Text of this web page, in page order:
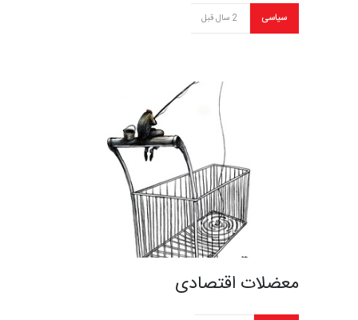
سیاسی 2 سال قبل
معضلات اقتصادی